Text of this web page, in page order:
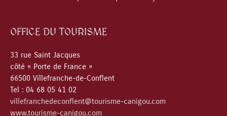
OFFICE DU TOURISME
33 rue Saint Jacques
côté « Porte de France »
66500 Villefranche-de-Conflent
Tel : 04 68 05 41 02
villefranchedeconflent@tourisme-canigou.com
www.tourisme-canigou.com